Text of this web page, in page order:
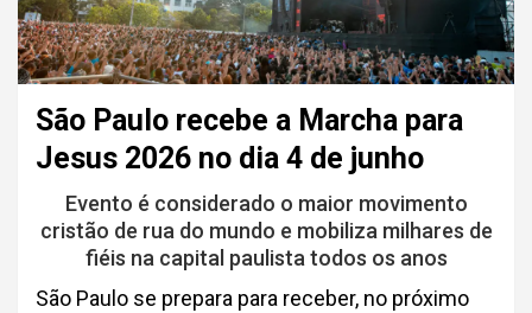
São Paulo recebe a Marcha para
Jesus 2026 no dia 4 de junho
Evento é considerado o maior movimento
cristão de rua do mundo e mobiliza milhares de
fiéis na capital paulista todos os anos
São Paulo se prepara para receber, no próximo